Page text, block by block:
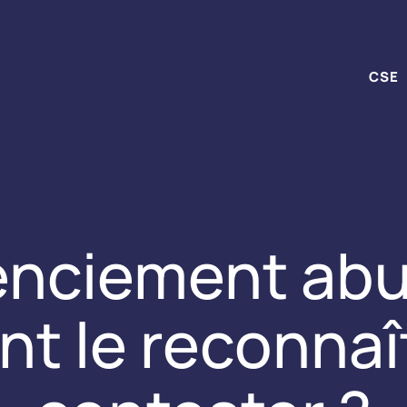
CSE
le